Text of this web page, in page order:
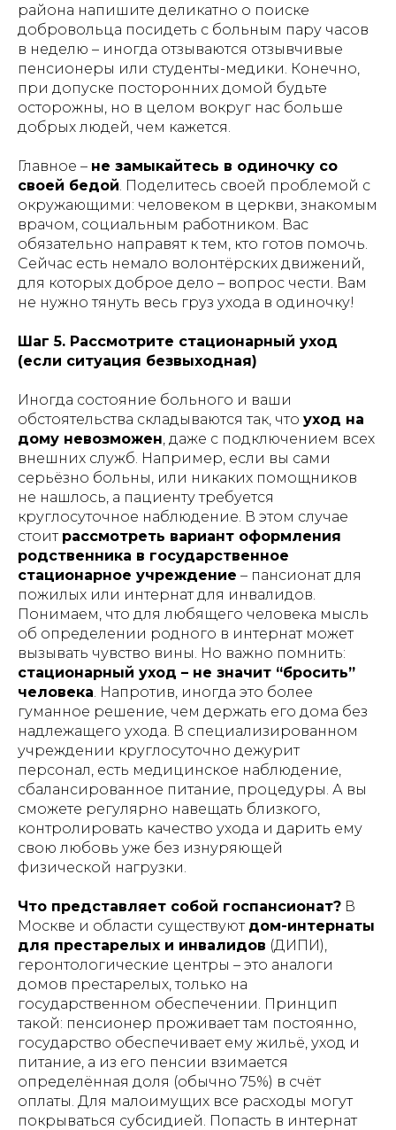
района напишите деликатно о поиске
добровольца посидеть с больным пару часов
в неделю – иногда отзываются отзывчивые
пенсионеры или студенты-медики. Конечно,
при допуске посторонних домой будьте
осторожны, но в целом вокруг нас больше
добрых людей, чем кажется.
Главное – не замыкайтесь в одиночку со
своей бедой. Поделитесь своей проблемой с
окружающими: человеком в церкви, знакомым
врачом, социальным работником. Вас
обязательно направят к тем, кто готов помочь.
Сейчас есть немало волонтёрских движений,
для которых доброе дело – вопрос чести. Вам
не нужно тянуть весь груз ухода в одиночку!
Шаг 5. Рассмотрите стационарный уход
(если ситуация безвыходная)
Иногда состояние больного и ваши
обстоятельства складываются так, что уход на
дому невозможен, даже с подключением всех
внешних служб. Например, если вы сами
серьёзно больны, или никаких помощников
не нашлось, а пациенту требуется
круглосуточное наблюдение. В этом случае
стоит рассмотреть вариант оформления
родственника в государственное
стационарное учреждение – пансионат для
пожилых или интернат для инвалидов.
Понимаем, что для любящего человека мысль
об определении родного в интернат может
вызывать чувство вины. Но важно помнить:
стационарный уход – не значит “бросить”
человека. Напротив, иногда это более
гуманное решение, чем держать его дома без
надлежащего ухода. В специализированном
учреждении круглосуточно дежурит
персонал, есть медицинское наблюдение,
сбалансированное питание, процедуры. А вы
сможете регулярно навещать близкого,
контролировать качество ухода и дарить ему
свою любовь уже без изнуряющей
физической нагрузки.
Что представляет собой госпансионат? В
Москве и области существуют дом-интернаты
для престарелых и инвалидов (ДИПИ),
геронтологические центры – это аналоги
домов престарелых, только на
государственном обеспечении. Принцип
такой: пенсионер проживает там постоянно,
государство обеспечивает ему жильё, уход и
питание, а из его пенсии взимается
определённая доля (обычно 75%) в счёт
оплаты. Для малоимущих все расходы могут
покрываться субсидией. Попасть в интернат
Индивидуальный предприниматель
Гришин Андрей Михайлович
Кровати и иное оборудование
предоставляются в прокат (аренду)
жилых помещениях (квартирах, жилых
домах), находящихся в собственности
либо на ином законном основании во
владении физического лица -
арендатора.
Прокат (аренда) оборудованияне
осуществляется:
– в интересах юридических лиц;
– для использования в медицинских
организациях, пансионатах,
организациях социального
обслуживания, хосписах, а также иных
учреждениях, в которых уход за
гражданами осуществляется
сотрудниками (персоналом) таких
учреждений, независимо от формы
собственности и ведомственной
принадлежности.
Индивидуальный предприниматель
Гришин Андрей Михайлович оставляет
за собой право отказать в заключении
договора проката (аренды)
оборудования без объяснения причин,
в том числе при наличии сомнений в
характере предполагаемого
использования оборудования и/или
возможности соблюдения условий его
эксплуатации.
ИМЕЮТСЯ ПРОТИВОПОКАЗАНИЯ!
Перед использованием необходимо
ознакомиться с инструкцией и
проконсультироваться с врачом.
ПРОДЛЕНИЕ АРЕНДЫ
ИНН 771476044008
ОГРНИП 321508100003201
E-MAIL: lezhachim.ru@yandex.ru
Публичная оферта
Инструкции
⏎ | Вернуться на главную